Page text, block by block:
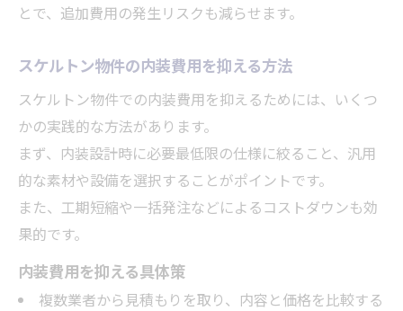
とで、追加費用の発生リスクも減らせます。
スケルトン物件の内装費用を抑える方法
スケルトン物件での内装費用を抑えるためには、いくつ
かの実践的な方法があります。
まず、内装設計時に必要最低限の仕様に絞ること、汎用
的な素材や設備を選択することがポイントです。
また、工期短縮や一括発注などによるコストダウンも効
果的です。
内装費用を抑える具体策
複数業者から見積もりを取り、内容と価格を比較する